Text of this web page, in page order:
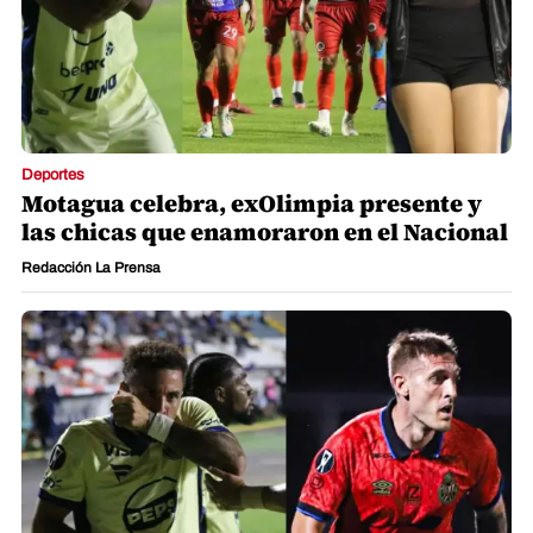
Deportes
Motagua celebra, exOlimpia presente y
las chicas que enamoraron en el Nacional
Redacción La Prensa